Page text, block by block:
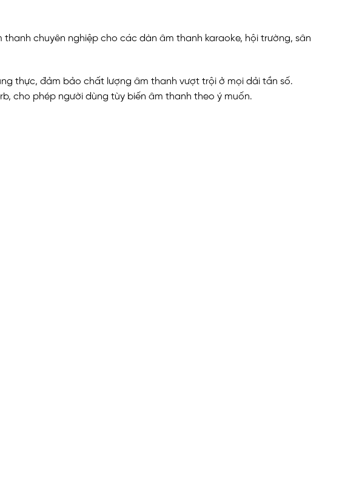
chuyên nghiệp cho các dàn âm thanh karaoke, hội trường, sân
thực, đảm bảo chất lượng âm thanh vượt trội ở mọi dải tần số.
cho phép người dùng tùy biến âm thanh theo ý muốn.